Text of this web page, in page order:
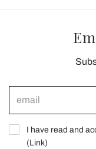
I have read and
(Link)